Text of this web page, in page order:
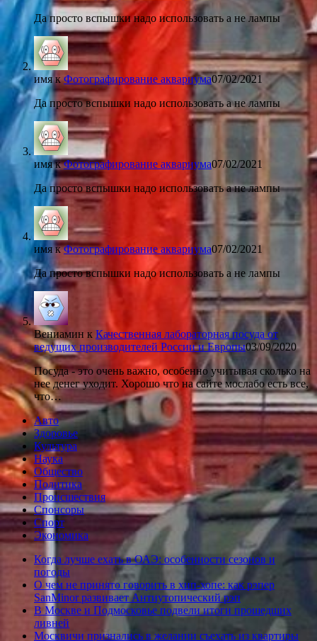
Да просто вспышки надо использовать а не лампы
имя кФотографирование аквариума07/02/2021
Да просто вспышки надо использовать а не лампы
имякФотографирование аквариума07/02/2021
Да просто вспышки надо использовать а не лампы
имякФотографирование аквариума07/02/2021
Да просто вспышки надо использовать а не лампы
Вениамин к Качественная лабораторная посуда от
ведущих производителей России и Европы03/09/2020
Посуда - это очень важно, особенно учитывая сколько на
нее денег уходит. Хорошо что на сайте мослабо есть все,
что…
Авто
Здоровье
Культура
Наука
Общество
Политика
Происшествия
Спонсоры
Спорт
Экономика
Когда лучше ехать в ОАЭ: особенности сезонов и
погоды
О чем не принято говорить в хип-хопе: как рэпер
SanMinor развивает Антиутопический рэп
В Москве и Подмосковье подвели итоги прошедших
ливней
Москвичи признались в желании съехать из квартиры